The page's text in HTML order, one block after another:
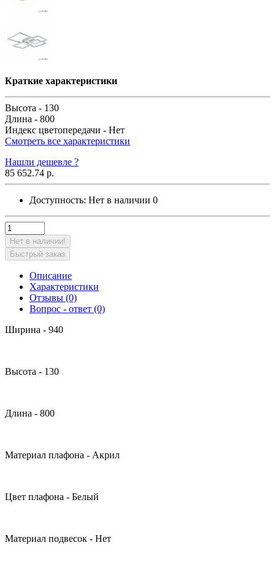
Краткие характеристики
Высота - 130
Длина - 800
Индекс цветопередачи - Нет
Смотреть все характеристики
Нашли дешевле ?
85 652.74 р.
Доступность: Нет в наличии 0
Нет в наличии!
Быстрый заказ
Описание
Характеристики
Отзывы (0)
Вопрос - ответ (0)
Ширина - 940
Высота - 130
Длина - 800
Материал плафона - Акрил
Цвет плафона - Белый
Материал подвесок - Нет